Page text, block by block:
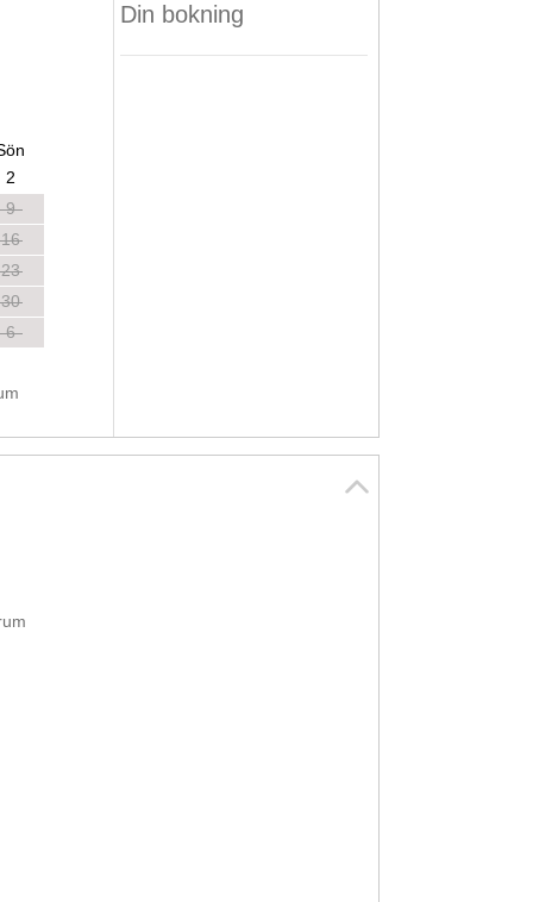
2
9
16
23
30
6
Din bokning